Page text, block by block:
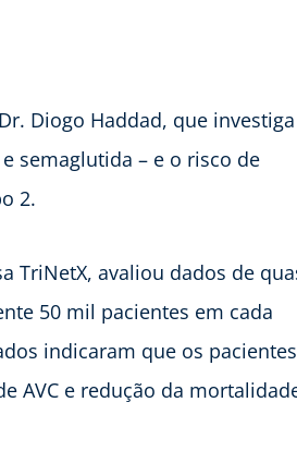
Diogo Haddad, que
semaglutida – e o risco de
2.
TriNetX, avaliou dados de
50 mil pacientes em cada
indicaram que os pacientes
AVC e redução da